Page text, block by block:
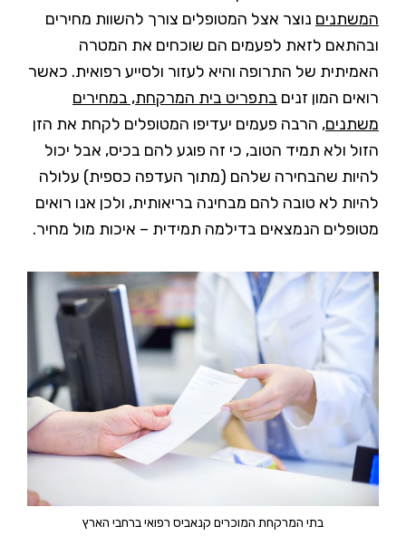
המשתנים נוצר אצל המטופלים צורך להשוות מחירים
ובהתאם לזאת לפעמים הם שוכחים את המטרה
האמיתית של התרופה והיא לעזור ולסייע רפואית. כאשר
רואים המון זנים בתפריט בית המרקחת, במחירים
משתנים, הרבה פעמים יעדיפו המטופלים לקחת את הזן
הזול ולא תמיד הטוב, כי זה פוגע להם בכיס, אבל יכול
להיות שהבחירה שלהם (מתוך העדפה כספית) עלולה
להיות לא טובה להם מבחינה בריאותית, ולכן אנו רואים
מטופלים הנמצאים בדילמה תמידית – איכות מול מחיר.
בתי המרקחת המוכרים קנאביס רפואי ברחבי הארץ